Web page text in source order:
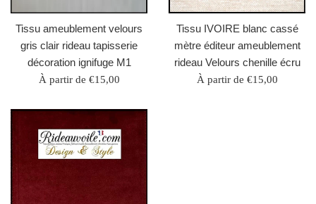
Tissu ameublement velours
gris clair rideau tapisserie
décoration ignifuge M1
À partir de €15,00
Tissu IVOIRE blanc cassé
mètre éditeur ameublement
rideau Velours chenille écru
À partir de €15,00